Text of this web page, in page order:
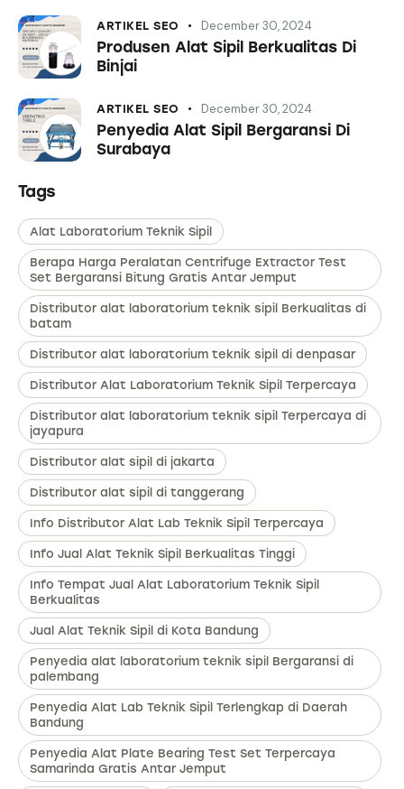
ARTIKEL SEO December 30, 2024
Produsen Alat Sipil Berkualitas Di
Binjai
ARTIKEL SEO December 30, 2024
Penyedia Alat Sipil Bergaransi Di
Surabaya
Tags
Alat Laboratorium Teknik Sipil
Berapa Harga Peralatan Centrifuge Extractor Test
Set Bergaransi Bitung Gratis Antar Jemput
Distributor alat laboratorium teknik sipil Berkualitas di
batam
Distributor alat laboratorium teknik sipil di denpasar
Distributor Alat Laboratorium Teknik Sipil Terpercaya
Distributor alat laboratorium teknik sipil Terpercaya di
jayapura
Distributor alat sipil di jakarta
Distributor alat sipil di tanggerang
Info Distributor Alat Lab Teknik Sipil Terpercaya
Info Jual Alat Teknik Sipil Berkualitas Tinggi
Info Tempat Jual Alat Laboratorium Teknik Sipil
Berkualitas
Jual Alat Teknik Sipil di Kota Bandung
Penyedia alat laboratorium teknik sipil Bergaransi di
palembang
Penyedia Alat Lab Teknik Sipil Terlengkap di Daerah
Bandung
Penyedia Alat Plate Bearing Test Set Terpercaya
Samarinda Gratis Antar Jemput